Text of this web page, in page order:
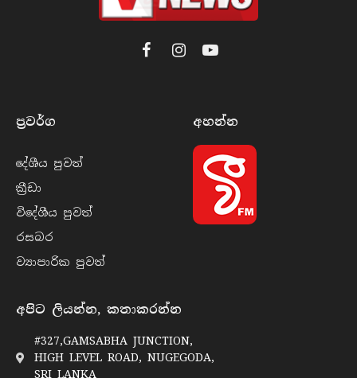
FacebookInstagramYouTube
ප්‍රවර්​ග
දේශීය පුව​ත්
ක්‍රී​ඩා
විදේශීය පුව​ත්
රසබ​ර
ව්‍යාපාරික පුව​ත්
අහන්​න
අපිට ලියන්න, කතාකරන්න
#327,GAMSABHA JUNCTION,
HIGH LEVEL ROAD, NUGEGODA,
SRI LANKA